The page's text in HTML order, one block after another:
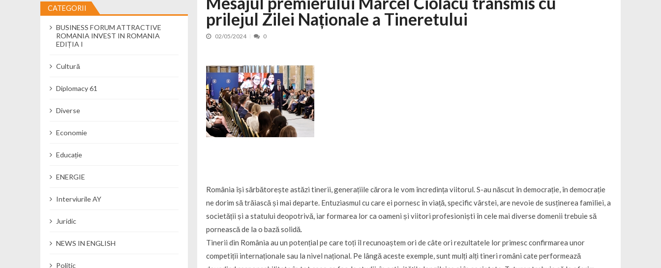
Cseke Attila: Am creat, până în prezent, peste 5.000 de noi locuri în creșe... 15/07/2026
Încă o creșă modernă pentru Alba: 40 de locuri noi la Zlatna prin Programul...
Ministerul Apărării Naționale participă la efortul național pentru protejar...
Dobânzi de pânã la 7,50% la ediția FIDELIS din luna august 04/08/2026
MMAP pune în consultare publică proiectul Catalogului național al zonelor pri...
prilejul Zilei Naționale a Tineretului
02/05/2024 0
România își sărbătorește astăzi tinerii, generațiile cărora le vom încredința viitorul. S-au născut în democrație, în democrație
ne dorim să trăiască și mai departe. Entuziasmul cu care ei pornesc în viață, specific vârstei, are nevoie de susținerea familiei, a
societății și a statului deopotrivă, iar formarea lor ca oameni și viitori profesioniști în cele mai diverse domenii trebuie să
pornească de la o bază solidă.
Tinerii din România au un potențial pe care toți îl recunoaștem ori de câte ori rezultatele lor primesc confirmarea unor
competiții internaționale sau la nivel național. Pe lângă aceste exemple, sunt mulți alți tineri români cate performează
CATEGORII
BUSINESS FORUM ATTRACTIVE
ROMANIA INVEST IN ROMANIA
EDIȚIA I
Cultură
Diplomacy 61
Diverse
Economie
Educație
ENERGIE
Interviurile AY
Juridic
NEWS IN ENGLISH
Politic